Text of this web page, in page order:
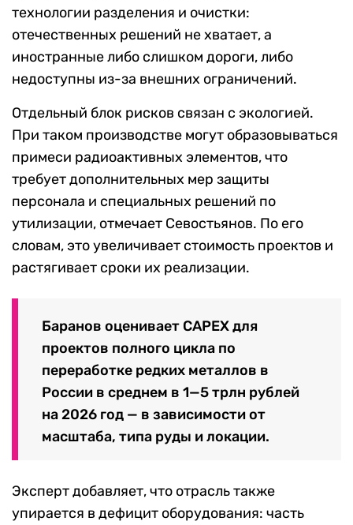
технологии разделения и очистки:
отечественных решений не хватает, а
иностранные либо слишком дороги, либо
недоступны из-за внешних ограничений.
Отдельный блок рисков связан с экологией.
При таком производстве могут образовываться
примеси радиоактивных элементов, что
требует дополнительных мер защиты
персонала и специальных решений по
утилизации, отмечает Севостьянов. По его
словам, это увеличивает стоимость проектов и
растягивает сроки их реализации.
Баранов оценивает CAPEX для
проектов полного цикла по
переработке редких металлов в
России в среднем в 1—5 трлн рублей
на 2026 год — в зависимости от
масштаба, типа руды и локации.
Эксперт добавляет, что отрасль также
упирается в дефицит оборудования: часть